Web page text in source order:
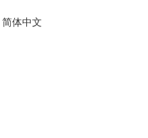
简体中文